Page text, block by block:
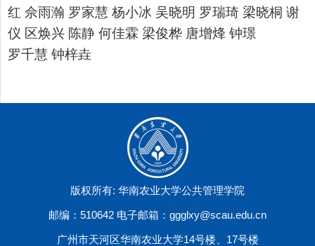
红 佘雨瀚 罗家慧 杨小冰 吴晓明 罗瑞琦 梁晓桐 谢
仪 区焕兴 陈静 何佳霖 梁俊桦 唐增烽 钟璟
罗千慧 钟梓垚
版权所有: 华南农业大学公共管理学院
邮编：510642 电子邮箱：ggglxy@scau.edu.cn
广州市天河区华南农业大学14号楼、17号楼